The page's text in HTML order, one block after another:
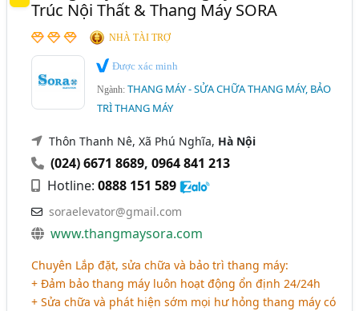
Trúc Nội Thất & Thang Máy SORA
NHÀ TÀI TRỢ
Được xác minh
Ngành:THANG MÁY - SỬA CHỮA THANG MÁY, BẢO
TRÌ THANG MÁY
Thôn Thanh Nê, Xã Phú Nghĩa, Hà Nội
(024) 6671 8689,0964 841 213
Hotline:0888 151 589
soraelevator@gmail.com
www.thangmaysora.com
Chuyên Lắp đặt, sửa chữa và bảo trì thang máy:
+ Đảm bảo thang máy luôn hoạt động ổn định 24/24h
+ Sửa chữa và phát hiện sớm mọi hư hỏng thang máy có